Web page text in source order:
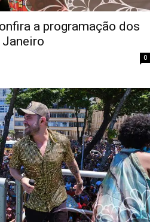
a programação dos
0